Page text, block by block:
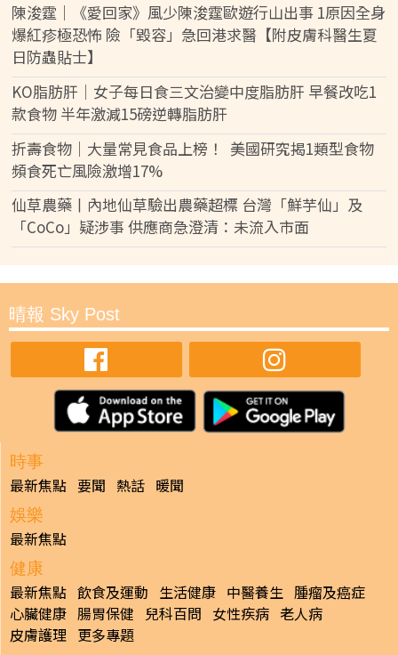
陳浚霆｜《愛回家》風少陳浚霆歐遊行山出事 1原因全身
爆紅疹極恐怖 險「毀容」急回港求醫【附皮膚科醫生夏
日防蟲貼士】
KO脂肪肝｜女子每日食三文治變中度脂肪肝 早餐改吃1
款食物 半年激減15磅逆轉脂肪肝
折壽食物｜大量常見食品上榜！ 美國研究揭1類型食物
頻食死亡風險激增17%
仙草農藥丨內地仙草驗出農藥超標 台灣「鮮芋仙」及
「CoCo」疑涉事 供應商急澄清：未流入市面
晴報 Sky Post
時事
最新焦點 要聞 熱話 暖聞
娛樂
最新焦點
健康
最新焦點 飲食及運動 生活健康 中醫養生 腫瘤及癌症
心臟健康 腸胃保健 兒科百問 女性疾病 老人病
皮膚護理 更多專題